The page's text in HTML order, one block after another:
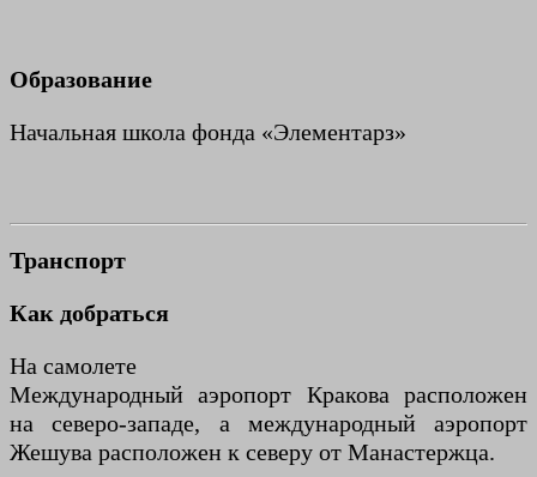
Образование
Начальная школа фонда «Элементарз»
Транспорт
Как добраться
На самолете
Международный аэропорт Кракова расположен
на северо-западе, а международный аэропорт
Жешува расположен к северу от Манастержца.